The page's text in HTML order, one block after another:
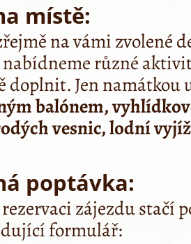
místě:
na vámi zvolené
různé
doplnit. Jen namátkou
balónem,
vesnic, lodní
poptávka:
zájezdu stačí
formulář: